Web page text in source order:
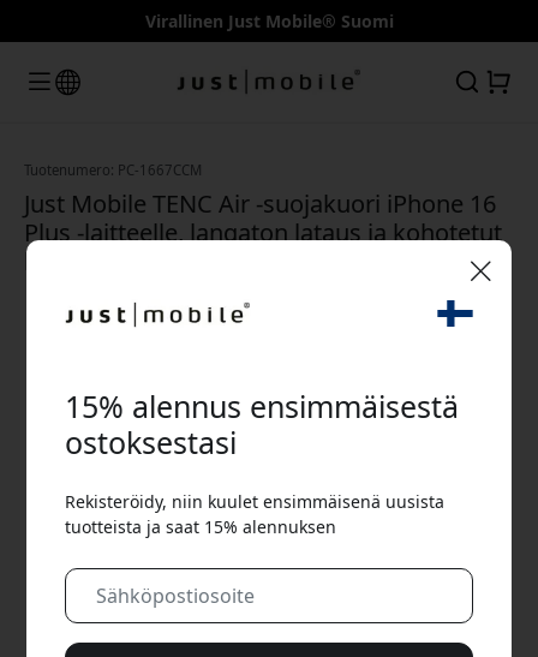
Virallinen Just Mobile® Suomi
Tuotenumero: PC-1667CCM
Just Mobile TENC Air -suojakuori iPhone 16
Plus -laitteelle, langaton lataus ja kohotetut
kulmat sekä suojaus - Kirkas
15% alennus ensimmäisestä
ostoksestasi
Rekisteröidy, niin kuulet ensimmäisenä uusista
tuotteista ja saat 15% alennuksen
🎉 Alennuskoodisi:
Käytä tätä koodia kassalla saadaksesi 15%
alennuksen.